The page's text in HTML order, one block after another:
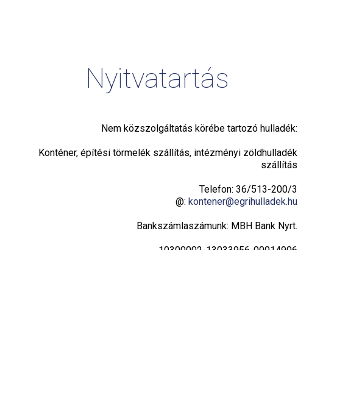
Nyitvatartás
Nem közszolgáltatás körébe tartozó hulladék:
Konténer, építési törmelék szállítás, intézményi zöldhulladék
szállítás
Telefon: 36/513-200/3
@: kontener@egrihulladek.hu
Bankszámlaszámunk: MBH Bank Nyrt.
10300002-13033956-00014906